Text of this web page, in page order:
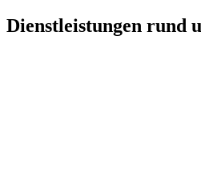
Dienstleistungen rund